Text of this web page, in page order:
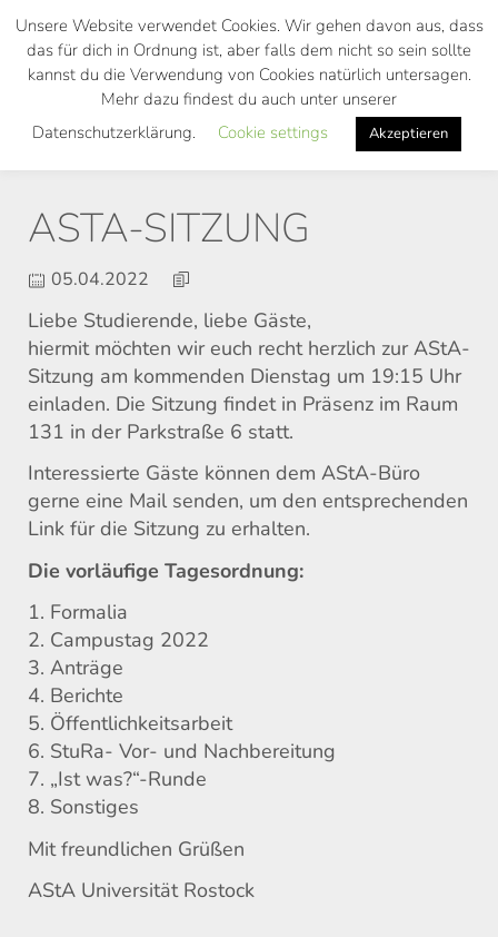
Skip
main
ASTA-SITZUNG
05.04.2022
Liebe Studierende, liebe Gäste,
hiermit möchten wir euch recht herzlich zur AStA-
Sitzung am kommenden Dienstag um 19:15 Uhr
einladen. Die Sitzung findet in Präsenz im Raum
131 in der Parkstraße 6 statt.
Interessierte Gäste können dem AStA-Büro
gerne eine Mail senden, um den entsprechenden
Link für die Sitzung zu erhalten.
Die vorläufige Tagesordnung:
1. Formalia
2. Campustag 2022
3. Anträge
4. Berichte
5. Öffentlichkeitsarbeit
6. StuRa- Vor- und Nachbereitung
7. „Ist was?“-Runde
8. Sonstiges
Mit freundlichen Grüßen
AStA Universität Rostock
Unsere Website verwendet Cookies. Wir gehen davon aus, dass
das für dich in Ordnung ist, aber falls dem nicht so sein sollte
kannst du die Verwendung von Cookies natürlich untersagen.
Mehr dazu findest du auch unter unserer
Datenschutzerklärung.
Cookie settings Akzeptieren